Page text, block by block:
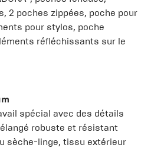
2 poches zippées, poche pour
pour stylos, poche
réfléchissants sur le
spécial avec des détails
robuste et résistant
sèche-linge, tissu extérieur